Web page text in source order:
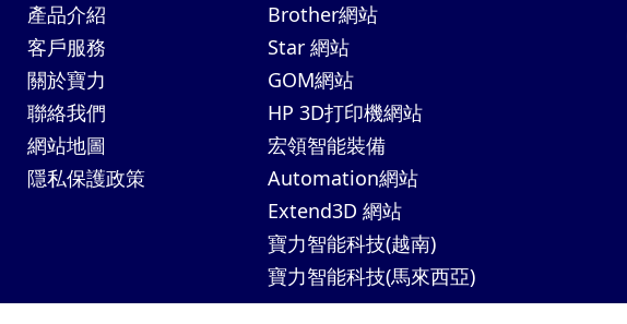
產品介紹
客戶服務
關於寶力
聯絡我們
網站地圖
隱私保護政策
Brother網站
Star 網站
GOM網站
HP 3D打印機網站
宏領智能裝備
Automation網站
Extend3D 網站
寶力智能科技(越南)
寶力智能科技(馬來西亞)